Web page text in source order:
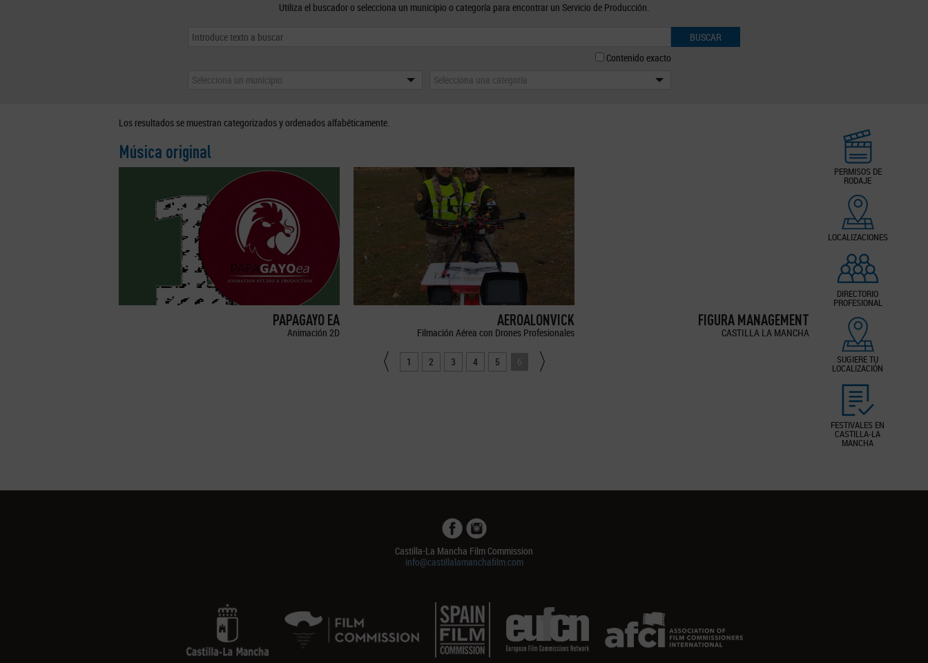
Utiliza el buscador o selecciona un municipio o categoría para encontrar un Servicio de Producción.
BUSCAR
Contenido exacto
Selecciona un municipio
Selecciona una categoría
PERMISOS DE
RODAJE
LOCALIZACIONES
DIRECTORIO
PROFESIONAL
SUGIERE TU
LOCALIZACIÓN
FESTIVALES EN
CASTILLA-LA
MANCHA
Los resultados se muestran categorizados y ordenados alfabéticamente.
Música original
PAPAGAYO EA
Animación 2D
AEROALONVICK
Filmación Aérea con Drones Profesionales
FIGURA MANAGEMENT
CASTILLA LA MANCHA
1 2 3 4 5 6
Castilla-La Mancha Film Commission
info@castillalamanchafilm.com